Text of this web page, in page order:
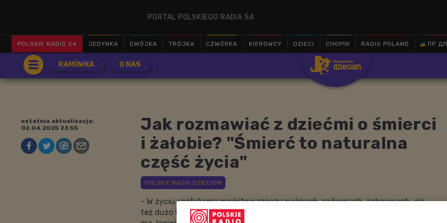
PORTAL POLSKIEGO RADIA SA
POLSKIE RADIO 24 JEDYNKA DWÓJKA TRÓJKA CZWÓRKA KIEROWCY DZIECI CHOPIN RADIO POLAND ПР

RAMÓWKA O NAS
Jak rozmawiać z dziećmi o śmierci
i żałobie? "Śmierć to naturalna
część życia"
ostatnia aktualizacja:
02.04.2025 23:55
- W życiu spotykamy mnóstwo rzeczy pięknych, radosnych, zabawnych, ale
też dużo wyzwań. Tego się nie da uniknąć. Zamiast udawać, że tych rzeczy nie